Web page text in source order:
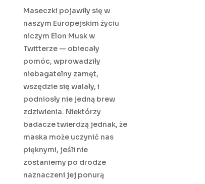
Maseczki pojawiły się w
naszym Europejskim życiu
niczym Elon Musk w
Twitterze — obiecały
pomóc, wprowadziły
niebagatelny zamęt,
wszędzie się walały, i
podniosły nie jedną brew
zdziwienia. Niektórzy
badacze twierdzą jednak, że
maska może uczynić nas
pięknymi, jeśli nie
zostaniemy po drodze
naznaczeni jej ponurą